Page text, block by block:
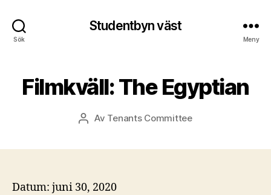
Sök
Studentbyn väst
Meny
Filmkväll: The Egyptian
Inläggsförfattare
Av Tenants Committee
Datum: juni 30, 2020